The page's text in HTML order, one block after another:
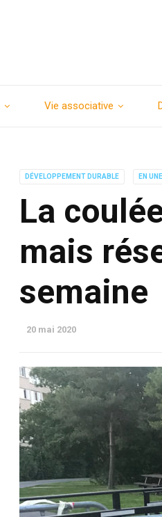
Vie associative
DÉVELOPPEMENT DURABLE EN UNE
La
mais
semaine
20 mai 2020